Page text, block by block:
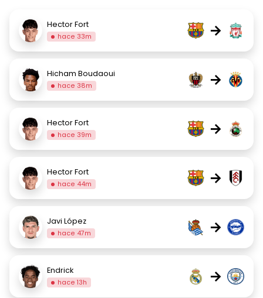
Hector Fort
hace 33m →
Hicham Boudaoui
hace 38m →
Hector Fort
hace 39m →
Hector Fort
hace 44m →
Javi López
hace 47m →
Endrick
hace 13h →